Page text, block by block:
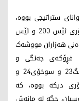
ستراتیجی بووە،
وەك 100 یەکەی سیستەمی بەرگریی لەجۆری ئێس 200 و ئێس
هەزاران مووشەک
بووە، هەروەها سووریا خاوەنی 278 فڕۆکەی جەنگی و
هەلیکۆپتەر لە جۆری میگ29، میگ21، میگ23 و سوخۆی24 و
چەندان جۆری دیکە بووە، کە